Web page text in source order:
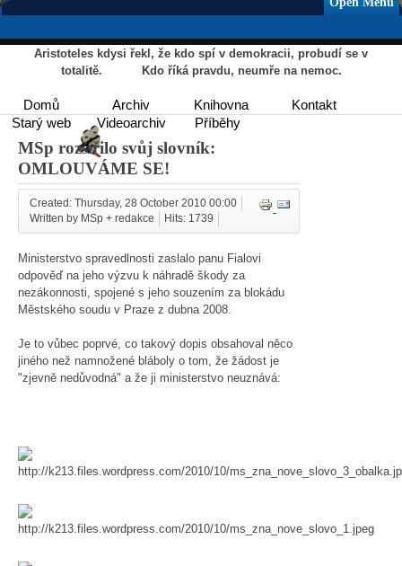
Aristoteles kdysi řekl, že kdo spí v demokracii, probudí se v
totalitě. Kdo říká pravdu, neumře na nemoc.
Domů Archiv Knihovna
Kontakt
Starý web
Videoarchiv Příběhy
MSp rozšířilo svůj slovník:
OMLOUVÁME SE!
Created: Thursday, 28 October 2010 00:00
Written by MSp + redakce
Hits: 1739
Ministerstvo spravedlnosti zaslalo panu Fialovi
odpověď na jeho výzvu k náhradě škody za
nezákonnosti, spojené s jeho souzením za blokádu
Městského soudu v Praze z dubna 2008.
Je to vůbec poprvé, co takový dopis obsahoval něco
jiného než namnožené bláboly o tom, že žádost je
"zjevně nedůvodná" a že ji ministerstvo neuznává: